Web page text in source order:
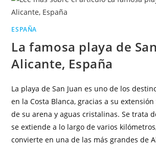
ESPAÑA
La famosa playa de
Alicante, España
La playa de San Juan es uno de los
en la Costa Blanca, gracias a su
de su arena y aguas cristalinas. Se trata
se extiende a lo largo de varios
convierte en una de las más grandes de